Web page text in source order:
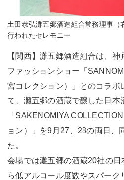
土田恭弘灘五郷酒造組合常務理事（
行われたセレモニー
【関西】灘五郷酒造組合は、
ファッションショー「
宮コレクション）」とのコラボ
て、灘五郷の酒蔵で醸した日本
「SAKENOMIYA
ョン）」を9月27、28の両日、
た。
会場では灘五郷の酒蔵20社の
ら低アルコール度数やスパーク